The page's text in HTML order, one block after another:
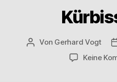
Beitragsautor
Von Gerhard Vogt
Keine